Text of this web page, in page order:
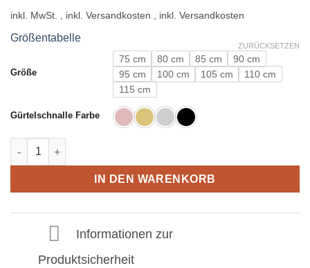
inkl. MwSt.
Größentabelle
Größe
75 cm 80 cm 85 cm
90 cm
95 cm
100 cm 105 cm
110 cm
115 cm
Gürtelschnalle Farbe
ZURÜCKSETZEN
Ledergürtel in Gelb Strauss mit H Schnalle 40mm Menge
IN DEN WARENKORB
Informationen zur
Produktsicherheit